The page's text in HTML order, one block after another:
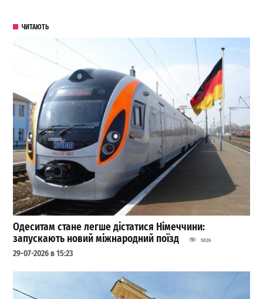
ЧИТАЮТЬ
Одеситам стане легше дістатися Німеччини:
запускають новий міжнародний поїзд
5026
29-07-2026 в 15:23